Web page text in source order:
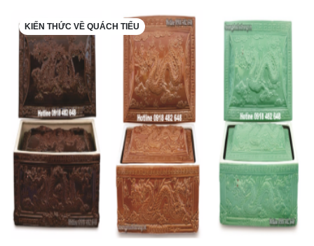
KIẾN THỨC VỀ QUÁCH TIỂU